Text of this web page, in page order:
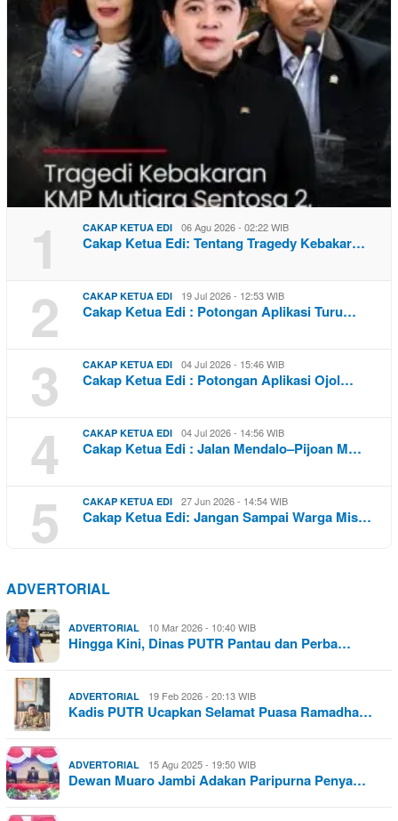
1 CAKAP KETUA EDI 06 Agu 2026 - 02:22 WIB
Cakap Ketua Edi: Tentang Tragedy Kebakar…
2 CAKAP KETUA EDI 19 Jul 2026 - 12:53 WIB
Cakap Ketua Edi : Potongan Aplikasi Turu…
3 CAKAP KETUA EDI 04 Jul 2026 - 15:46 WIB
Cakap Ketua Edi : Potongan Aplikasi Ojol…
4 CAKAP KETUA EDI 04 Jul 2026 - 14:56 WIB
Cakap Ketua Edi : Jalan Mendalo–Pijoan M…
5 CAKAP KETUA EDI 27 Jun 2026 - 14:54 WIB
Cakap Ketua Edi: Jangan Sampai Warga Mis…
ADVERTORIAL
ADVERTORIAL 10 Mar 2026 - 10:40 WIB
Hingga Kini, Dinas PUTR Pantau dan Perba…
ADVERTORIAL 19 Feb 2026 - 20:13 WIB
Kadis PUTR Ucapkan Selamat Puasa Ramadha…
ADVERTORIAL 15 Agu 2025 - 19:50 WIB
Dewan Muaro Jambi Adakan Paripurna Penya…